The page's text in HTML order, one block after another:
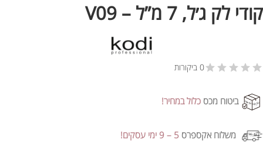
קודי לק ג׳ל, 7 מ”ל – V09
0 ביקורות
ביטוח מכס כלול במחיר!
משלוח אקספרס 5 – 9 ימי עסקים!